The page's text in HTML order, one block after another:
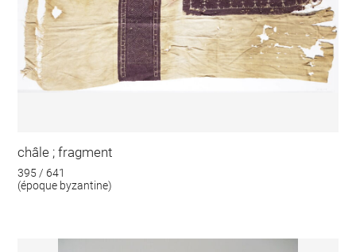
châle ; fragment
395 / 641
(époque byzantine)